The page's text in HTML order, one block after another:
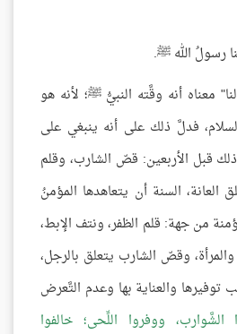
رسولُ الله ﷺ.
معناه أنه وقَّته النبيُّ ﷺ؛ لأنه هو
فدلَّ ذلك على أنه ينبغي على
قبل الأربعين: قصّ الشارب، وقلم
العانة، السنة أن يتعاهدها المؤمنُ
من جهة: قلم الظفر، ونتف الإبط،
وقصّ الشارب يتعلق بالرجل،
توفيرها والعناية بها وعدم التَّعرض
الشَّوارب، ووفروا اللِّحى؛ خالفوا